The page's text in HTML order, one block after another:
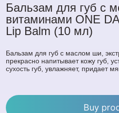
Бальзам для губ c
витаминами ONE
Lip Balm (10 мл)
Бальзам для губ с маслом ши,
прекрасно напитывает кожу губ,
сухость губ, увлажняет, придает
Buy